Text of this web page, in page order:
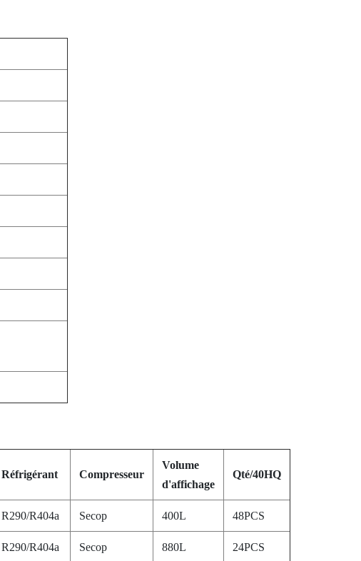
Réfrigérant Compresseur
Volume
d'affichage
Qté/40HQ
R290/R404a Secop 400L 48PCS
R290/R404a Secop 880L 24PCS